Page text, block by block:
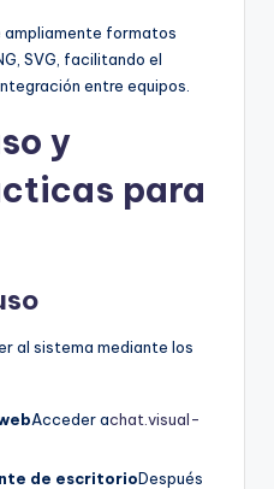
formatos
SVG, facilitando el
entre equipos.
y
para
al sistema mediante los
Acceder achat.visual-
de escritorioDespués